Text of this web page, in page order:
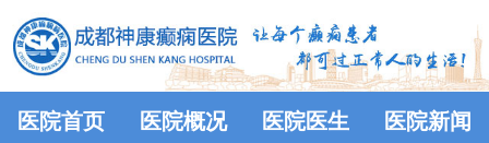
医院首页 医院概况 医院医生 医院新闻